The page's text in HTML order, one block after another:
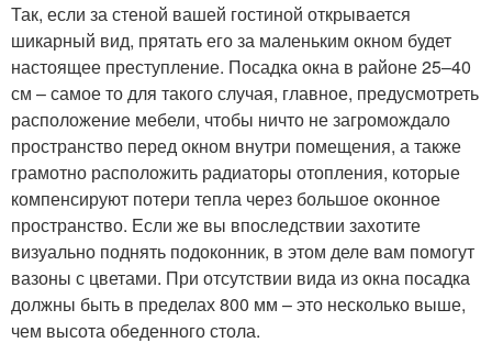
Так, если за стеной вашей гостиной открывается
шикарный вид, прятать его за маленьким окном будет
настоящее преступление. Посадка окна в районе 25–40
см – самое то для такого случая, главное, предусмотреть
расположение мебели, чтобы ничто не загромождало
пространство перед окном внутри помещения, а также
грамотно расположить радиаторы отопления, которые
компенсируют потери тепла через большое оконное
пространство. Если же вы впоследствии захотите
визуально поднять подоконник, в этом деле вам помогут
вазоны с цветами. При отсутствии вида из окна посадка
должны быть в пределах 800 мм – это несколько выше,
чем высота обеденного стола.